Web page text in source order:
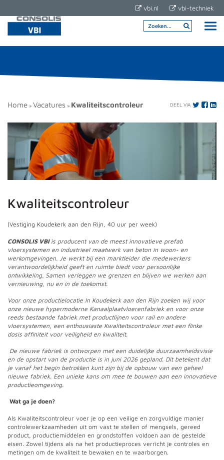
vbi.nl vbi-techniek
Home » Vacatures » Kwaliteitscontroleur DEEL VIA
Kwaliteitscontroleur
(Vestiging Koudekerk aan den Rijn, 40 uur per week)
CONSOLIS VBI is producent van de meest innovatieve prefab
vloersystemen en industrieel maatwerk van beton in woon- en
werkomgevingen. Je werkt bij een marktleider die medewerkers
verantwoordelijkheid geeft en ruimte biedt voor persoonlijke
ontwikkeling. Samen verleggen we grenzen en blijven we werken aan
vernieuwing, nu en in de toekomst.
Voor onze productielocatie In Koudekerk aan den Rijn zoeken wij voor
onze nieuwe hypermoderne Kanaalplaatvloerenfabriek en voor onze
reeds bestaande fabriek met productlijnen voor rail en andere
vloersystemen, een enthousiaste Kwaliteitscontroleur met een flinke
dosis affiniteit voor veiligheid en kwaliteit.
De nieuwe fabriek is ontworpen met een duidelijke duurzaamheidsvisie
en de opstart van de productie is in juni 2026 gepland. Dit betekent dat
je vanaf het begin betrokken kunt zijn bij de opbouw van een geheel
nieuwe fabriek. Een unieke kans om mee te bouwen aan een innovatieve
productieomgeving.
Wat ga je doen?
Als Kwaliteitscontroleur voer je op een veilige en zorgvuldige manier
controlewerkzaamheden uit om vast te stellen of mengsels, gereed
product, productiemiddelen en grondstoffen voldoen aan de gestelde
eisen. Zowel tijdens als na het productieproces verricht je controles en
metingen om de kwaliteit te bewaken en te waarborgen.